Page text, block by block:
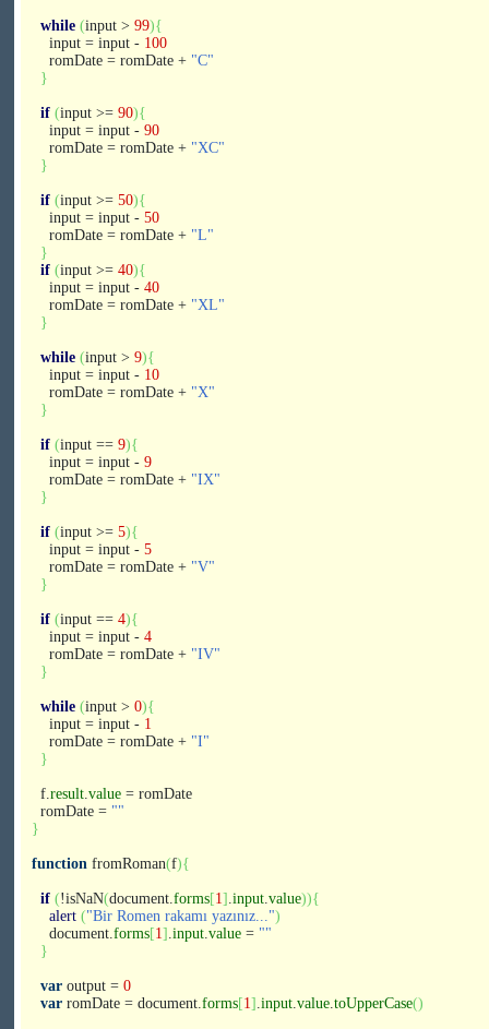
while (input > 99){
input = input - 100
romDate = romDate + "C"
}
if (input >= 90){
input = input - 90
romDate = romDate + "XC"
}
if (input >= 50){
input = input - 50
romDate = romDate + "L"
}
if (input >= 40){
input = input - 40
romDate = romDate + "XL"
}
while (input > 9){
input = input - 10
romDate = romDate + "X"
}
if (input == 9){
input = input - 9
romDate = romDate + "IX"
}
if (input >= 5){
input = input - 5
romDate = romDate + "V"
}
if (input == 4){
input = input - 4
romDate = romDate + "IV"
}
while (input > 0){
input = input - 1
romDate = romDate + "I"
}
f.result.value = romDate
romDate = ""
}
function fromRoman(f){
if (!isNaN(document.forms[1] .input.value)){
alert ("Bir Romen rakamı yazınız...")
document.forms[1] .input.value = ""
}
var output = 0
var romDate = document.forms[1] .input.value.toUpperCase()